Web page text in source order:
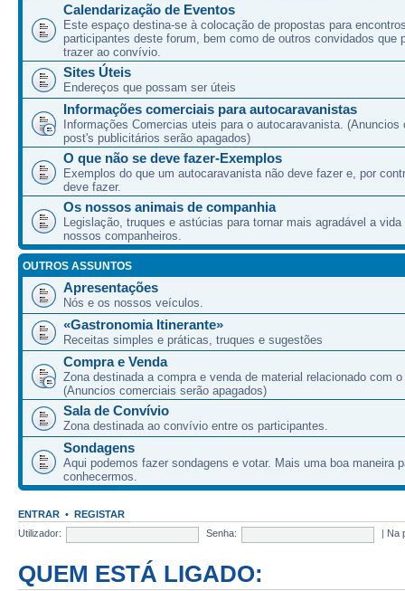
Calendarização de Eventos
Este espaço destina-se à colocação de propostas para
participantes deste forum, bem como de outros convidados que
trazer ao convívio.
Sites Úteis
Endereços que possam ser úteis
Informações comerciais para autocaravanistas
Informações Comercias uteis para o autocaravanista. (Anuncios
post's publicitários serão apagados)
O que não se deve fazer-Exemplos
Exemplos do que um autocaravanista não deve fazer e, por
deve fazer.
Os nossos animais de companhia
Legislação, truques e astúcias para tornar mais agradável a vida
nossos companheiros.
OUTROS ASSUNTOS
Apresentações
Nós e os nossos veículos.
«Gastronomia Itinerante»
Receitas simples e práticas, truques e sugestões
Compra e Venda
Zona destinada a compra e venda de material relacionado com
(Anuncios comerciais serão apagados)
Sala de Convívio
Zona destinada ao convívio entre os participantes.
Sondagens
Aqui podemos fazer sondagens e votar. Mais uma boa maneira
conhecermos.
ENTRAR • REGISTAR
Utilizador:
Senha: Na
QUEM ESTÁ LIGADO: